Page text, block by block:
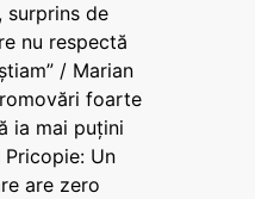
surprins de
nu respectă
/ Marian
foarte
ia mai puțini
Pricopie: Un
are zero